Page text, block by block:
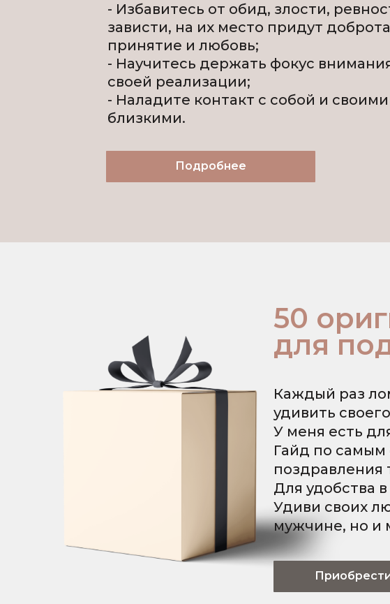
- Избавитесь от обид, злости,
зависти, на их место придут
принятие и любовь;
- Научитесь держать фокус
своей реализации;
- Наладите контакт с собой и своими
близкими.
Подробнее
50
для
Каждый раз
удивить
У меня есть
Гайд по
поздравления
Для удобства
Удиви своих
мужчине, но и